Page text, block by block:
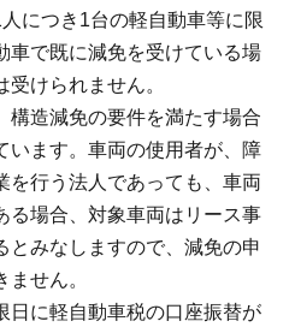
につき1台の軽自動車等に限
車で既に減免を受けている場
けられません。
構造減免の要件を満たす場合
います。車両の使用者が、障
を行う法人であっても、車両
る場合、対象車両はリース事
とみなしますので、減免の申
せん。
日に軽自動車税の口座振替が